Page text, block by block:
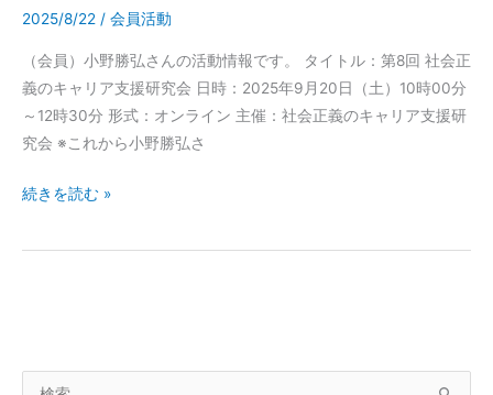
2025/8/22 / 会員活動
（会員）小野勝弘さんの活動情報です。 タイトル：第8回 社会正
義のキャリア支援研究会 日時：2025年9月20日（土）10時00分
～12時30分 形式：オンライン 主催：社会正義のキャリア支援研
究会 ※これから小野勝弘さ
研
究
会
（第
回）】
続きを読む »